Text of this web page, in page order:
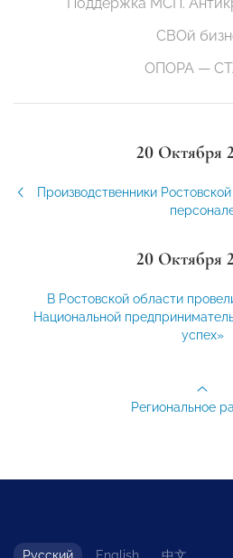
СВОй
ОПОРА —
20 Октября
Производственники
20 Октября
В Ростовской области
Национальной
успех»
Региональное